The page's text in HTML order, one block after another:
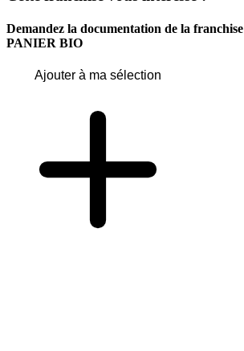
Demandez la documentation de la franchise
PANIER BIO
Ajouter à ma sélection